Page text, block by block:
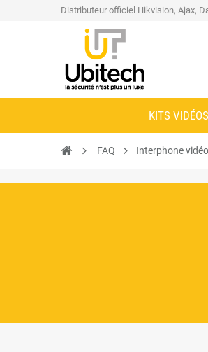
Distributeur officiel Hikvision, Ajax,
KITS
FAQ Interphone vidéo